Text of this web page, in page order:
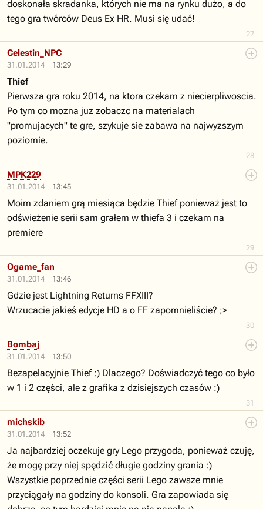
27
doskonała skradanka, których nie ma na rynku dużo, a do
tego gra twórców Deus Ex HR. Musi się udać!
31.01.2014 13:29
28
Celestin_NPC
Thief
Pierwsza gra roku 2014, na ktora czekam z niecierpliwoscia.
Po tym co mozna juz zobaczc na materialach
"promujacych" te gre, szykuje sie zabawa na najwyzszym
poziomie.
31.01.2014 13:45
29
MPK229
Moim zdaniem grą miesiąca będzie Thief ponieważ jest to
odświeżenie serii sam grałem w thiefa 3 i czekam na
premiere
31.01.2014 13:46
30
Ogame_fan
Gdzie jest Lightning Returns FFXIII?
Wrzucacie jakieś edycje HD a o FF zapomnieliście? ;>
31.01.2014 13:50
31
Bombaj
Bezapelacyjnie Thief :) Dlaczego? Doświadczyć tego co było
w 1 i 2 części, ale z grafika z dzisiejszych czasów :)
31.01.2014 13:52
michskib
Ja najbardziej oczekuje gry Lego przygoda, ponieważ czuję,
że mogę przy niej spędzić długie godziny grania :)
Wszystkie poprzednie części serii Lego zawsze mnie
przyciągały na godziny do konsoli. Gra zapowiada się